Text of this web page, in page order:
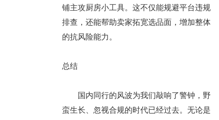
铺主攻厨房小工具。这不仅能规避平台违规
排查，还能帮助卖家拓宽选品面，增加整体
的抗风险能力。
总结
国内同行的风波为我们敲响了警钟，野
蛮生长、忽视合规的时代已经过去。无论是